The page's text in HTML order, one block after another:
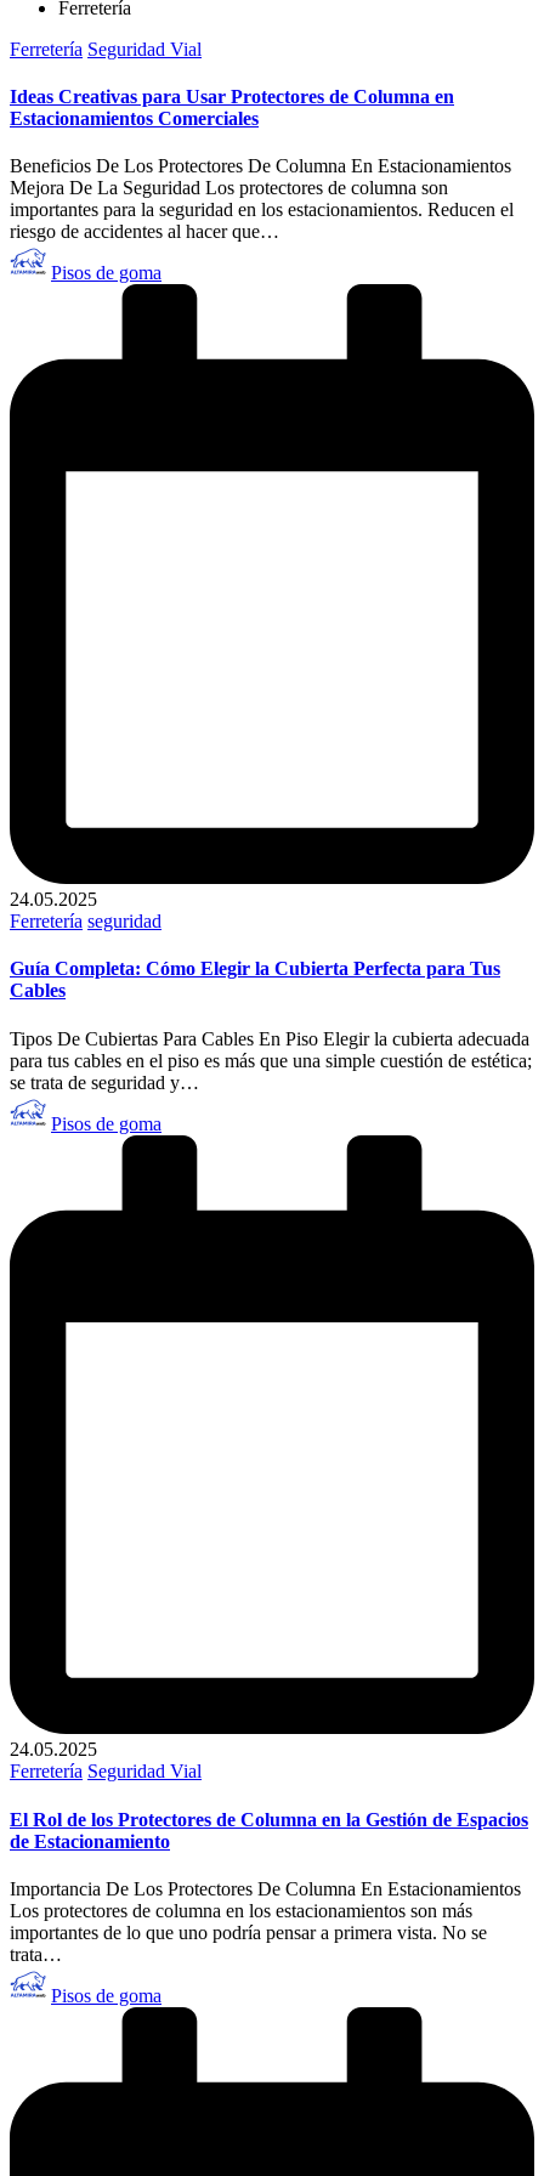
Ferretería
Publicado
Ferretería Seguridad Vial
Ideas Creativas para Usar Protectores de Columna en
Estacionamientos Comerciales
Beneficios De Los Protectores De Columna En Estacionamientos
Mejora De La Seguridad Los protectores de columna son
importantes para la seguridad en los estacionamientos. Reducen el
riesgo de accidentes al hacer que…
Publicado
por
Pisos de goma
24.05.2025
Publicado
Ferretería seguridad
Guía Completa: Cómo Elegir la Cubierta Perfecta para Tus
Cables
Tipos De Cubiertas Para Cables En Piso Elegir la cubierta adecuada
para tus cables en el piso es más que una simple cuestión de estética;
se trata de seguridad y…
Publicado
por
Pisos de goma
24.05.2025
Publicado
Ferretería Seguridad Vial
El Rol de los Protectores de Columna en la Gestión de Espacios
de Estacionamiento
Importancia De Los Protectores De Columna En Estacionamientos
Los protectores de columna en los estacionamientos son más
importantes de lo que uno podría pensar a primera vista. No se
trata…
Publicado
por
Pisos de goma